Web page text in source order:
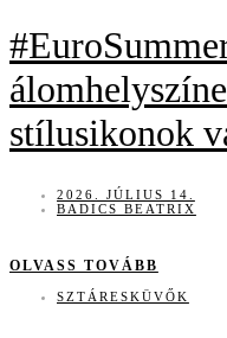
stílusikonok
2026. JÚLIUS 14.
BADICS BEATRIX
OLVASS TOVÁBB
SZTÁRESKÜVŐK